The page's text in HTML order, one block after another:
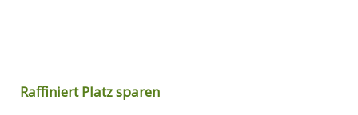
Raffiniert Platz sparen